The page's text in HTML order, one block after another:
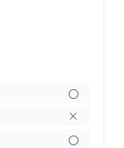
〇
×
〇